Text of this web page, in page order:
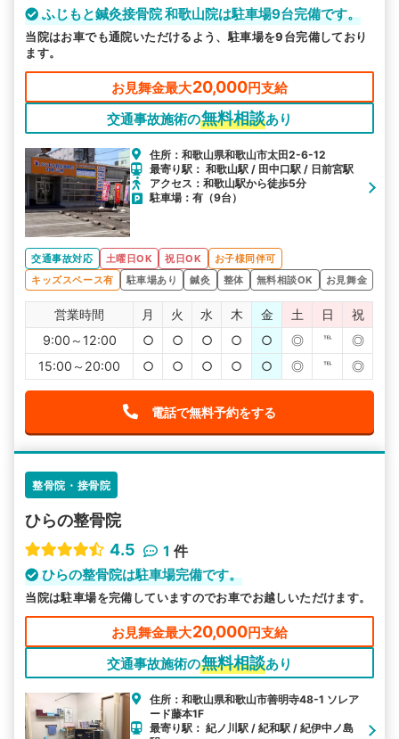
ふじもと鍼灸接骨院 和歌山院は駐車場9台完備です。
当院はお車でも通院いただけるよう、駐車場を9台完備しており
ます。
お見舞金最大20,000円支給
交通事故施術の無料相談あり
住所：和歌山県和歌山市太田2-6-12
最寄り駅： 和歌山駅 / 田中口駅 / 日前宮駅
アクセス：和歌山駅から徒歩5分
駐車場：有（9台）
交通事故対応 土曜日OK 祝日OK
お子様同伴可
キッズスペース有
駐車場あり 鍼灸 整体 無料相談OK お見舞金
営業時間 月 火 水 木 金 土 日
祝
9:00～12:00
○ ○ ○ ○ ○ ◎ ℡
◎
15:00～20:00
○ ○ ○ ○ ○ ◎ ℡ ◎
電話で無料予約をする
整骨院・接骨院
ひらの整骨院
4.5
1 件
ひらの整骨院は駐車場完備です。
当院は駐車場を完備していますのでお車でお越しいただけます。
お見舞金最大20,000円支給
交通事故施術の無料相談あり
住所：和歌山県和歌山市善明寺48-1 ソレア
ード藤本1F
最寄り駅： 紀ノ川駅 / 紀和駅 / 紀伊中ノ島